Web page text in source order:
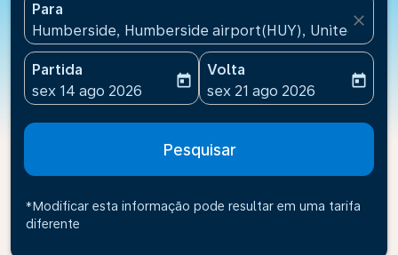
Para
Humberside, Humberside airport(HUY), United
close
Partida
fc-booking-departure-date-aria-label
sex 14 ago 2026
today
Volta
fc-booking-return-date-
sex 21 ago 2026
today
Pesquisar
*Modificar esta informação pode resultar em uma tarifa
diferente